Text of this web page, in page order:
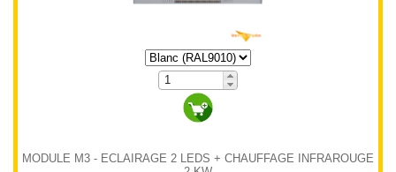
MODULE M3 - ECLAIRAGE 2 LEDS + CHAUFFAGE INFRAROUGE